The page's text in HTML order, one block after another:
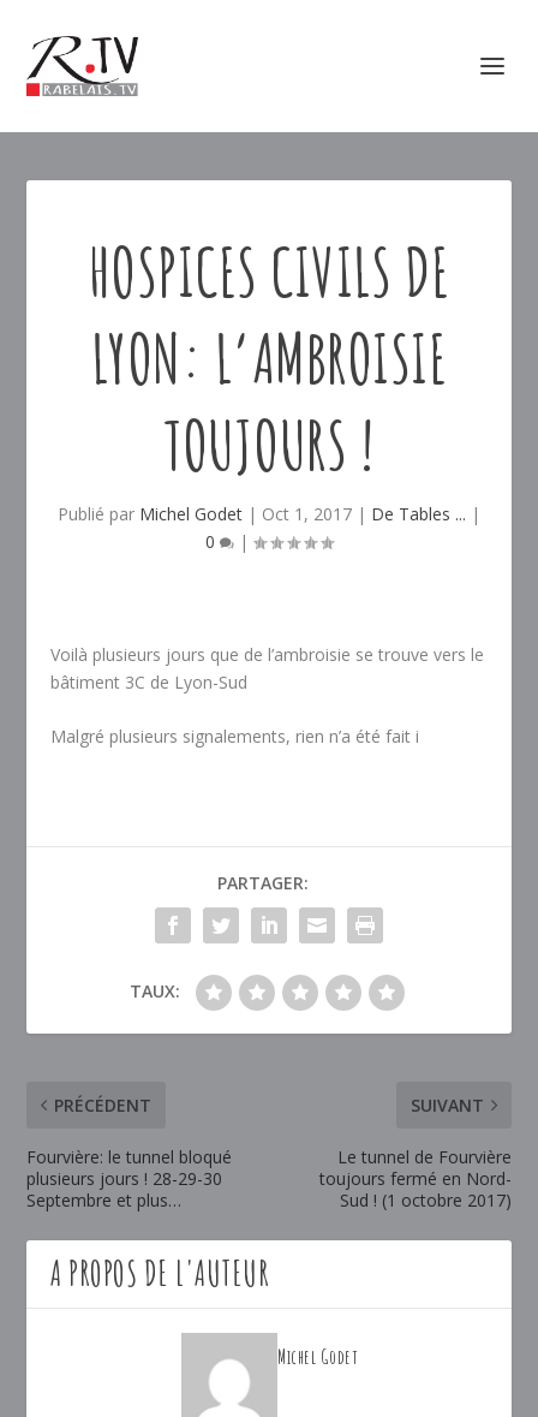
HOSPICES CIVILS DE
LYON: L’AMBROISIE
TOUJOURS !
Publié par Michel Godet | Oct 1, 2017 | De Tables ... |
0
|
Voilà plusieurs jours que de l’ambroisie se trouve vers le
bâtiment 3C de Lyon-Sud
Malgré plusieurs signalements, rien n’a été fait i
PARTAGER:
TAUX:
PRÉCÉDENT
Fourvière: le tunnel bloqué
plusieurs jours ! 28-29-30
Septembre et plus…
SUIVANT
Le tunnel de Fourvière
toujours fermé en Nord-
Sud ! (1 octobre 2017)
A PROPOS DE L'AUTEUR
Michel Godet